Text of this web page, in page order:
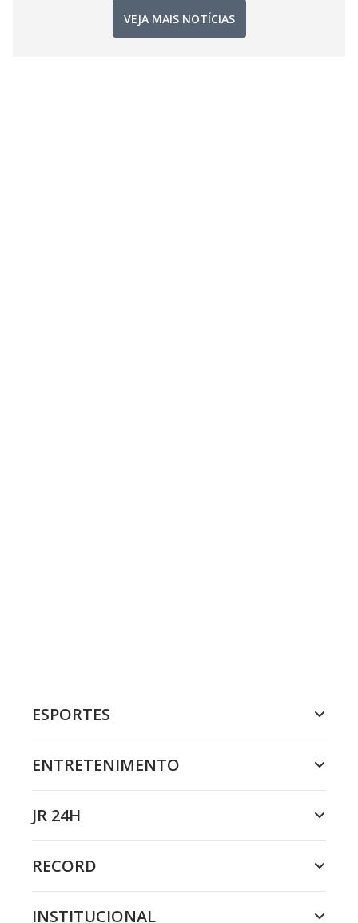
VEJA MAIS NOTÍCIAS
ESPORTES
ENTRETENIMENTO
JR 24H
RECORD
INSTITUCIONAL